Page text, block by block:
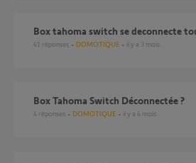
Box tahoma switch se deconnecte
41 réponses DOMOTIQUE il y a 3 mois
Box Tahoma Switch Déconnectée ?
4 réponses DOMOTIQUE il y a 4 mois